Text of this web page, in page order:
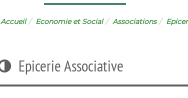
Accueil Economie et Social Associations
Epicerie Associative